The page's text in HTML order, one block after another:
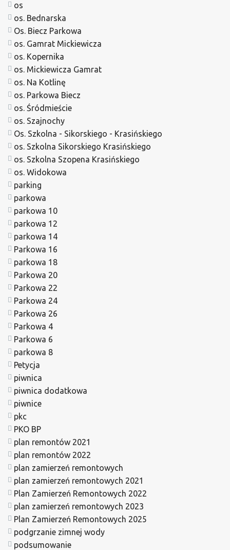
os
os. Bednarska
Os. Biecz Parkowa
os. Gamrat Mickiewicza
os. Kopernika
os. Mickiewicza Gamrat
os. Na Kotlinę
os. Parkowa Biecz
os. Śródmieście
os. Szajnochy
Os. Szkolna - Sikorskiego - Krasińskiego
os. Szkolna Sikorskiego Krasińskiego
os. Szkolna Szopena Krasińskiego
os. Widokowa
parking
parkowa
parkowa 10
parkowa 12
parkowa 14
Parkowa 16
parkowa 18
Parkowa 20
Parkowa 22
Parkowa 24
Parkowa 26
Parkowa 4
Parkowa 6
parkowa 8
Petycja
piwnica
piwnica dodatkowa
piwnice
pkc
PKO BP
plan remontów 2021
plan remontów 2022
plan zamierzeń remontowych
plan zamierzeń remontowych 2021
Plan Zamierzeń Remontowych 2022
plan zamierzeń remontowych 2023
Plan Zamierzeń Remontowych 2025
podgrzanie zimnej wody
podsumowanie